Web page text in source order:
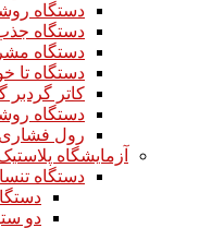
دستگاه
دستگاه
دستگاه
دستگاه تا
کاتر گردبر
دستگاه
رول فشاری
آزمایشگاه
دستگاه
دو